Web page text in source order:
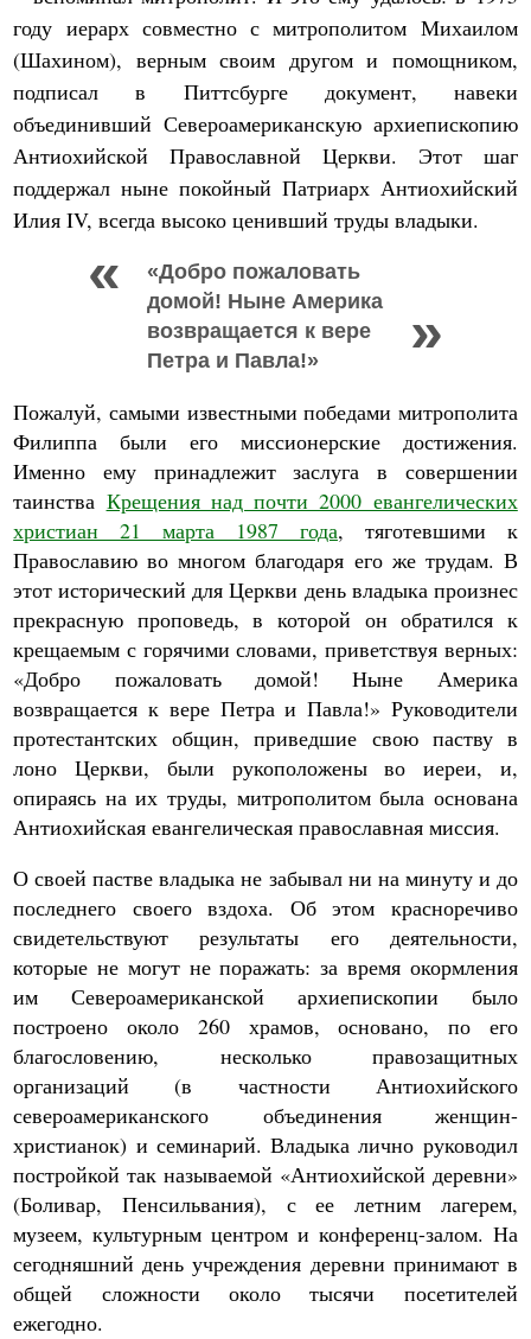
году иерарх совместно с митрополитом Михаилом
(Шахином), верным своим другом и помощником,
подписал в Питтсбурге документ, навеки
объединивший Североамериканскую архиепископию
Антиохийской Православной Церкви. Этот шаг
поддержал ныне покойный Патриарх Антиохийский
Илия IV, всегда высоко ценивший труды владыки.
«Добро пожаловать
домой! Ныне Америка
возвращается к вере
Петра и Павла!»
Пожалуй, самыми известными победами митрополита
Филиппа были его миссионерские достижения.
Именно ему принадлежит заслуга в совершении
таинства Крещения над почти 2000 евангелических
христиан 21 марта 1987 года, тяготевшими к
Православию во многом благодаря его же трудам. В
этот исторический для Церкви день владыка произнес
прекрасную проповедь, в которой он обратился к
крещаемым с горячими словами, приветствуя верных:
«Добро пожаловать домой! Ныне Америка
возвращается к вере Петра и Павла!» Руководители
протестантских общин, приведшие свою паству в
лоно Церкви, были рукоположены во иереи, и,
опираясь на их труды, митрополитом была основана
Антиохийская евангелическая православная миссия.
О своей пастве владыка не забывал ни на минуту и до
последнего своего вздоха. Об этом красноречиво
свидетельствуют результаты его деятельности,
которые не могут не поражать: за время окормления
им Североамериканской архиепископии было
построено около 260 храмов, основано, по его
благословению, несколько правозащитных
организаций (в частности Антиохийского
североамериканского объединения женщин-
христианок) и семинарий. Владыка лично руководил
постройкой так называемой «Антиохийской деревни»
(Боливар, Пенсильвания), с ее летним лагерем,
музеем, культурным центром и конференц-залом. На
сегодняшний день учреждения деревни принимают в
общей сложности около тысячи посетителей
ежегодно.